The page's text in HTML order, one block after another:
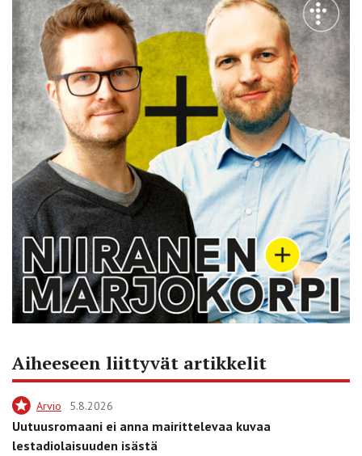
Aiheeseen liittyvät artikkelit
Arvio 5.8.2026
Uutuusromaani ei anna mairittelevaa kuvaa
lestadiolaisuuden isästä